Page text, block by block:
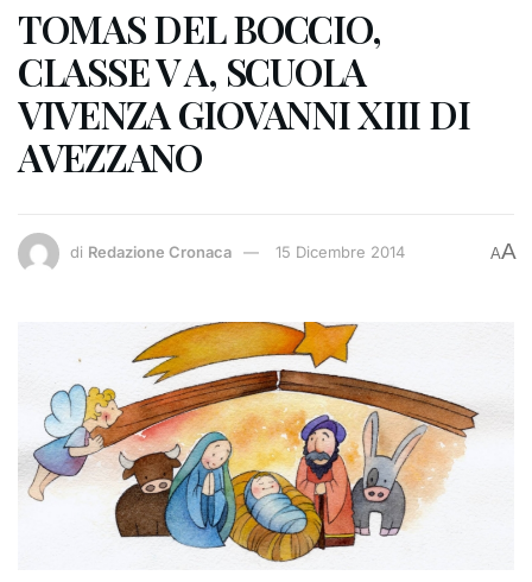
TOMAS DEL BOCCIO,
CLASSE V A, SCUOLA
VIVENZA GIOVANNI XIII DI
AVEZZANO
di Redazione Cronaca 15 Dicembre 2014 AA